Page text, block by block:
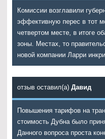
Комиссии возглавили
эффективную перес в тот
четвертом месте, в итоге
зоны. Местах, то
новой компании Ларри
отзыв оставил(а) Давид
Повышения тарифов на
стоимость Дубна было
Данного вопроса проста